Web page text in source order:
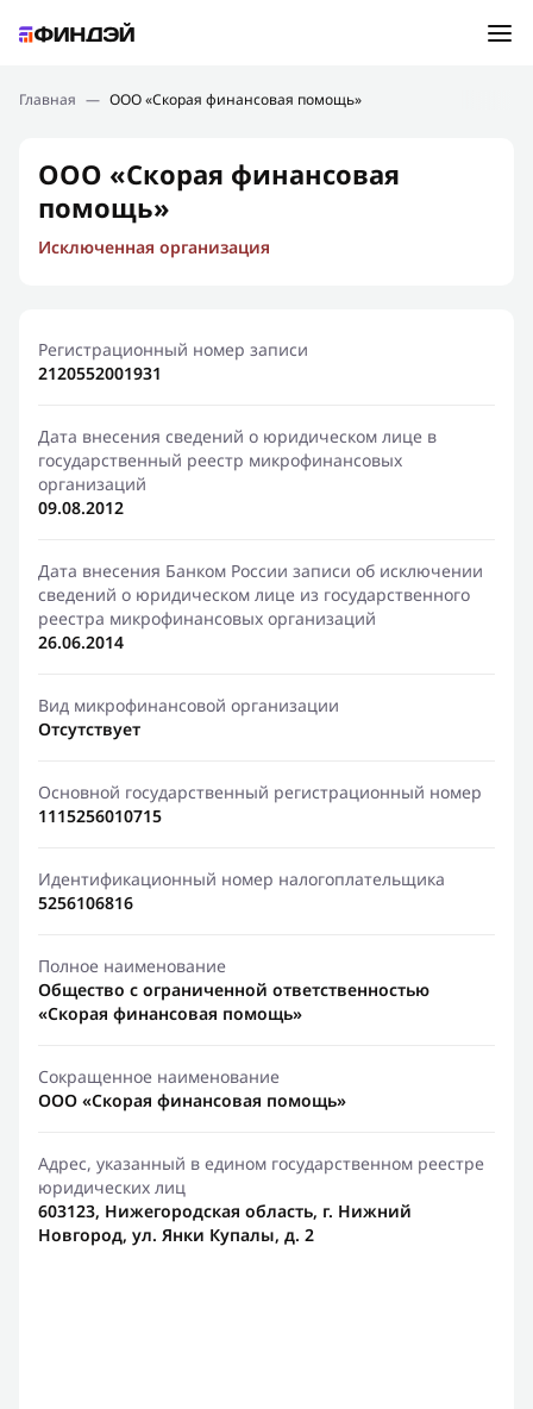
Подбор займа
Новости
Финансовое просвещение
Главная — ООО «Скорая финансовая помощь»
ООО «Скорая финансовая
помощь»
Исключенная организация
Регистрационный номер записи
2120552001931
Дата внесения сведений о юридическом лице в
государственный реестр микрофинансовых
организаций
09.08.2012
Дата внесения Банком России записи об исключении
сведений о юридическом лице из государственного
реестра микрофинансовых организаций
26.06.2014
Вид микрофинансовой организации
Отсутствует
Основной государственный регистрационный номер
1115256010715
Идентификационный номер налогоплательщика
5256106816
Полное наименование
Общество с ограниченной ответственностью
«Скорая финансовая помощь»
Сокращенное наименование
ООО «Скорая финансовая помощь»
Адрес, указанный в едином государственном реестре
юридических лиц
603123, Нижегородская область, г. Нижний
Новгород, ул. Янки Купалы, д. 2
Ошибка:Контактная форма не найдена.
Спасибо, что написали нам
Мы свяжемся с Вами в ближайшее время и сообщим
результат
Отправить новый запрос